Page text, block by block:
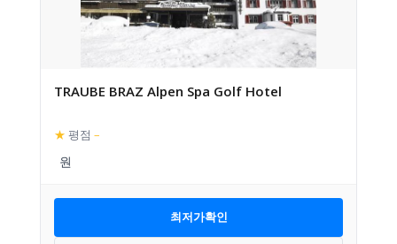
TRAUBE BRAZ Alpen Spa Golf Hotel
★ 평점 –
최저가확인